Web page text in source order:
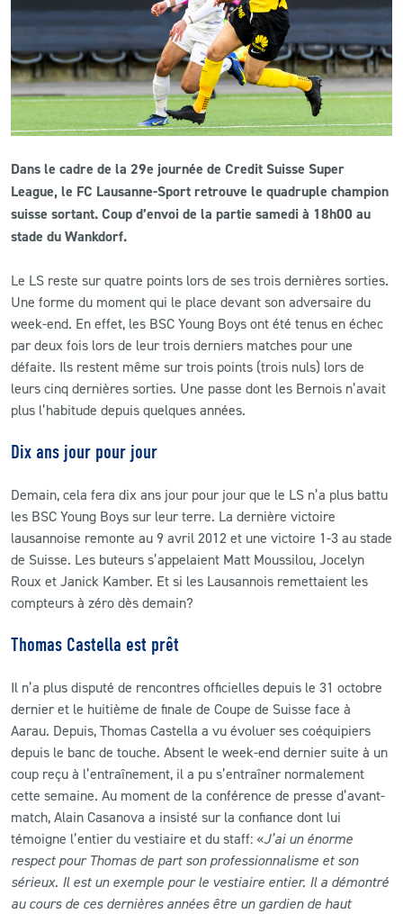
CONTACT
ACTUALITÉS
LS E-SHOP
L’APP DU LS
MATCH DES CELEBRITES
PRESSE ET MEDIAS
Dans le cadre de la 29e journée de Credit Suisse Super
League, le FC Lausanne-Sport retrouve le quadruple champion
suisse sortant. Coup d’envoi de la partie samedi à 18h00 au
stade du Wankdorf.
Le LS reste sur quatre points lors de ses trois dernières sorties.
Une forme du moment qui le place devant son adversaire du
week-end. En effet, les BSC Young Boys ont été tenus en échec
par deux fois lors de leur trois derniers matches pour une
défaite. Ils restent même sur trois points (trois nuls) lors de
leurs cinq dernières sorties. Une passe dont les Bernois n’avait
plus l’habitude depuis quelques années.
Dix ans jour pour jour
Demain, cela fera dix ans jour pour jour que le LS n’a plus battu
les BSC Young Boys sur leur terre. La dernière victoire
lausannoise remonte au 9 avril 2012 et une victoire 1-3 au stade
de Suisse. Les buteurs s’appelaient Matt Moussilou, Jocelyn
Roux et Janick Kamber. Et si les Lausannois remettaient les
compteurs à zéro dès demain?
Thomas Castella est prêt
Il n’a plus disputé de rencontres officielles depuis le 31 octobre
dernier et le huitième de finale de Coupe de Suisse face à
Aarau. Depuis, Thomas Castella a vu évoluer ses coéquipiers
depuis le banc de touche. Absent le week-end dernier suite à un
coup reçu à l’entraînement, il a pu s’entraîner normalement
cette semaine. Au moment de la conférence de presse d’avant-
match, Alain Casanova a insisté sur la confiance dont lui
témoigne l’entier du vestiaire et du staff: «J’ai un énorme
respect pour Thomas de part son professionnalisme et son
sérieux. Il est un exemple pour le vestiaire entier. Il a démontré
au cours de ces dernières années être un gardien de haut